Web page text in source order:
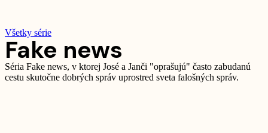
Všetky série
Fake news
Séria Fake news, v ktorej José a Janči "oprašujú" často zabudanú
cestu skutočne dobrých správ uprostred sveta falošných správ.